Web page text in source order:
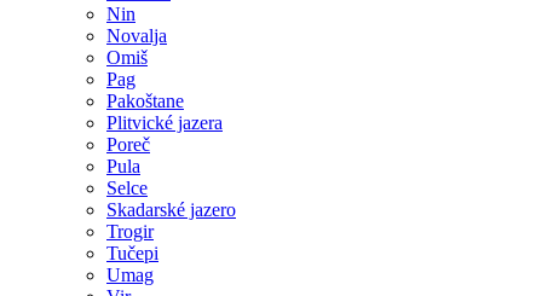
Nin
Novalja
Omiš
Pag
Pakoštane
Plitvické jazera
Poreč
Pula
Selce
Skadarské jazero
Trogir
Tučepi
Umag